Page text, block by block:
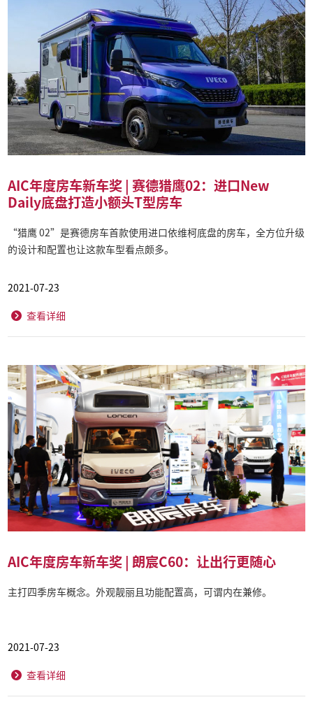
AIC年度房车新车奖 | 赛德猎鹰02：进口New
Daily底盘打造小额头T型房车
“猎鹰 02”是赛德房车首款使用进口依维柯底盘的房车，全方位升级
的设计和配置也让这款车型看点颇多。
2021-07-23
查看详细
AIC年度房车新车奖 | 朗宸C60：让出行更随心
主打四季房车概念。外观靓丽且功能配置高，可谓内在兼修。
2021-07-23
查看详细